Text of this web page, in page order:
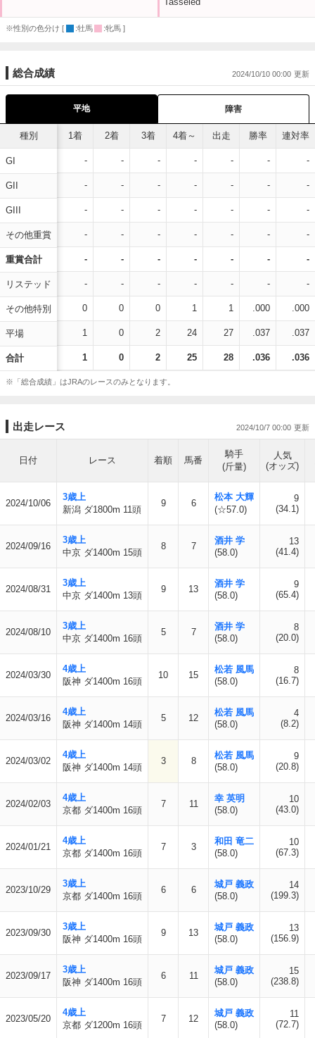
※性別の色分け [ :牡馬 :牝馬 ]
総合成績 2024/10/10 00:00
平地 障害
種別
GI
GII
GIII
その他重賞
重賞合計
リステッド
その他特別
平場
合計
1着 2着 3着 4着～ 出走 勝率 連対率
- - - - - - -
- - - - - - -
- - - - - - -
- - - - - - -
- - - - - - -
- - - - - - -
0 0 0 1 1 .000 .000
1 0 2 24 27 .037 .037
1 0 2 25 28 .036 .036
※「総合成績」はJRAのレースのみとなります。
出走レース 2024/10/7 00:00
日付 レース 着順 馬番
騎手
(斤量)
人気
(オッズ)
2024/10/06
3歳上
新潟 ダ1800m 11頭
9 6
松本 大輝
(☆57.0)
9
(34.1)
2024/09/16
3歳上
中京 ダ1400m 15頭
8 7
酒井 学
(58.0)
13
(41.4)
2024/08/31
3歳上
中京 ダ1400m 13頭
9 13
酒井 学
(58.0)
9
(65.4)
2024/08/10
3歳上
中京 ダ1400m 16頭
5 7
酒井 学
(58.0)
8
(20.0)
2024/03/30
4歳上
阪神 ダ1400m 16頭
10 15
松若 風馬
(58.0)
8
(16.7)
2024/03/16
4歳上
阪神 ダ1400m 14頭
5 12
松若 風馬
(58.0)
4
(8.2)
2024/03/02
4歳上
阪神 ダ1400m 14頭
3 8
松若 風馬
(58.0)
9
(20.8)
2024/02/03
4歳上
京都 ダ1400m 16頭
7 11
幸 英明
(58.0)
10
(43.0)
2024/01/21
4歳上
京都 ダ1400m 16頭
7 3
和田 竜二
(58.0)
10
(67.3)
2023/10/29
3歳上
京都 ダ1400m 16頭
6 6
城戸 義政
(58.0)
14
(199.3)
2023/09/30
3歳上
阪神 ダ1400m 16頭
9 13
城戸 義政
(58.0)
13
(156.9)
2023/09/17
3歳上
阪神 ダ1400m 16頭
6 11
城戸 義政
(58.0)
15
(238.8)
2023/05/20
4歳上
京都 ダ1200m 16頭
7 12
城戸 義政
(58.0)
11
(72.7)